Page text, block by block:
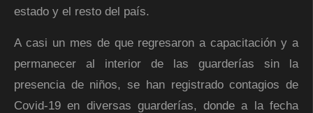
estado y el resto del país.
A casi un mes de que regresaron a capacitación y a
permanecer al interior de las guarderías sin la
presencia de niños, se han registrado contagios de
Covid-19 en diversas guarderías, donde a la fecha